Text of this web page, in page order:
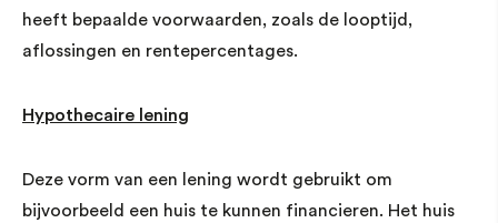
heeft bepaalde voorwaarden, zoals de looptijd,
aflossingen en rentepercentages.
Hypothecaire lening
Deze vorm van een lening wordt gebruikt om
bijvoorbeeld een huis te kunnen financieren. Het huis